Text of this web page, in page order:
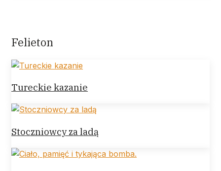
Felieton
Tureckie kazanie
Stoczniowcy za ladą